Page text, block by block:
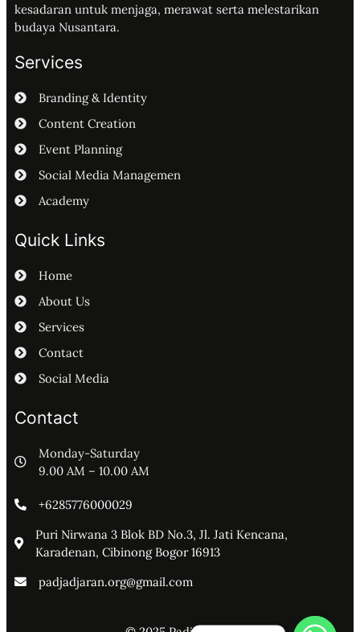
kesadaran untuk menjaga, merawat serta melestarikan
budaya Nusantara.
Services
Branding & Identity
Content Creation
Event Planning
Social Media Managemen
Academy
Quick Links
Home
About Us
Services
Contact
Social Media
Contact
Monday-Saturday
9.00 AM – 10.00 AM
+6285776000029
Puri Nirwana 3 Blok BD No.3, Jl. Jati Kencana,
Karadenan, Cibinong Bogor 16913
padjadjaran.org@gmail.com